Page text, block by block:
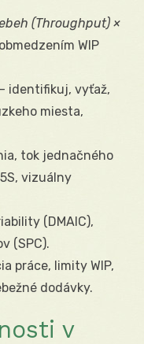
(Throughput) ×
WIP
– identifikuj, vyťaž,
miesta,
tok jednačného
vizuálny
(DMAIC),
(SPC).
práce, limity WIP,
dodávky.
v